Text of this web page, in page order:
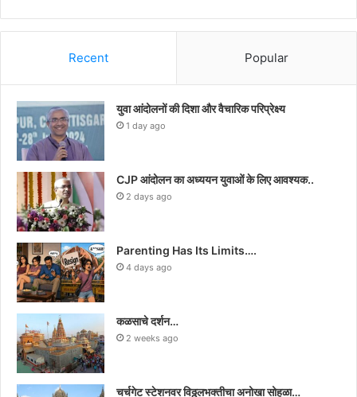
Recent Popular
युवा आंदोलनों की दिशा और वैचारिक परिप्रेक्ष्य
1 day ago
CJP आंदोलन का अध्ययन युवाओं के लिए आवश्यक..
2 days ago
Parenting Has Its Limits….
4 days ago
कळसाचे दर्शन…
2 weeks ago
चर्चगेट स्टेशनवर विठ्ठलभक्तीचा अनोखा सोहळा…